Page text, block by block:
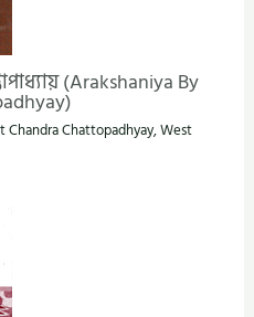
(Arakshaniya By
Chandra Chattopadhyay,West